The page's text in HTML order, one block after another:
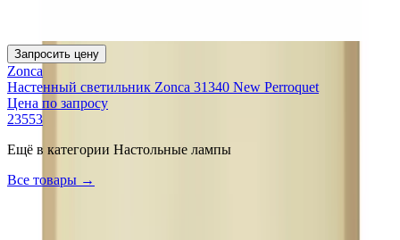
Запросить цену
Zonca
Настенный светильник Zonca 31340 New Perroquet
Цена по запросу
23553
Ещё в категории Настольные лампы
Все товары →